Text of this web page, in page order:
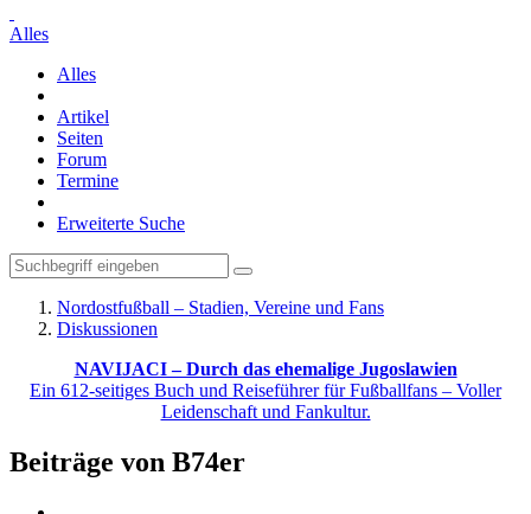
Alles
Alles
Artikel
Seiten
Forum
Termine
Erweiterte Suche
Nordostfußball – Stadien, Vereine und Fans
Diskussionen
NAVIJACI – Durch das ehemalige Jugoslawien
Ein 612-seitiges Buch und Reiseführer für Fußballfans – Voller
Leidenschaft und Fankultur.
Beiträge von B74er